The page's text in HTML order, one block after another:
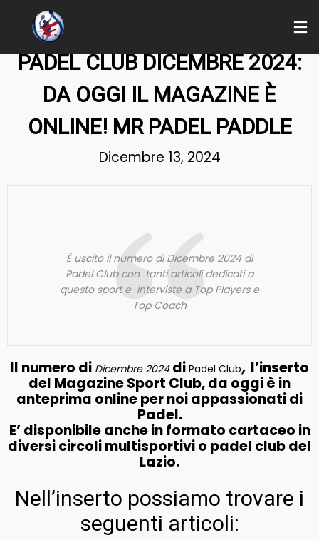
PADEL CLUB DICEMBRE 2024:
DA OGGI IL MAGAZINE È
ONLINE! MR PADEL PADDLE
Dicembre 13, 2024
È uscito il numero di Dicembre 2024 di
Padel Club con tanti articoli dedicati a
questo sport e interviste a Top Players e
Top Coach
Il numero di Dicembre 2024 di Padel Club,l’inserto
del Magazine Sport Club, da oggi è in
anteprima online per noi appassionati di
Padel.
E’ disponibile anche in formato cartaceo in
diversi circoli multisportivi o padel club del
Lazio.
Nell’inserto possiamo trovare i
seguenti articoli: